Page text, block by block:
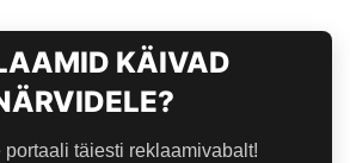
KÄIVAD
portaali täiesti reklaamivabalt!